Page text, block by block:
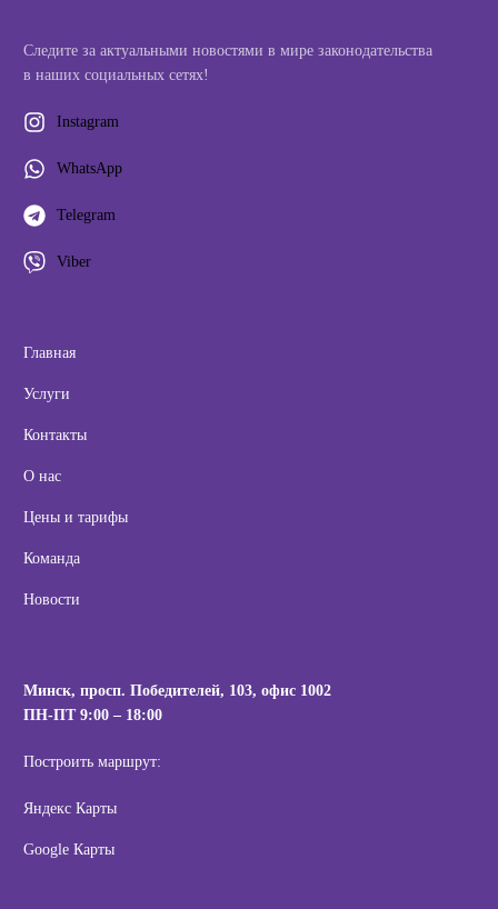
Следите за актуальными новостями в мире законодательства
в наших социальных сетях!
Instagram
WhatsApp
Telegram
Viber
Главная
Услуги
Контакты
О нас
Цены и тарифы
Команда
Новости
Минск, просп. Победителей, 103,офис 1002
ПН-ПТ 9:00 – 18:00
Построить маршрут:
Яндекс Карты
Google Карты